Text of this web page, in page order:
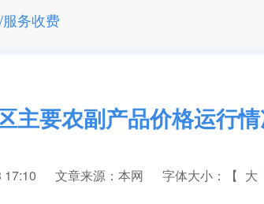
务收费
主要农副产品价格运行
17:10 文章来源：本网 字体大小：【 大